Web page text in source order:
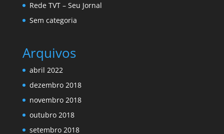
Rede TVT – Seu Jornal
Sem categoria
Arquivos
abril 2022
dezembro 2018
novembro 2018
outubro 2018
setembro 2018